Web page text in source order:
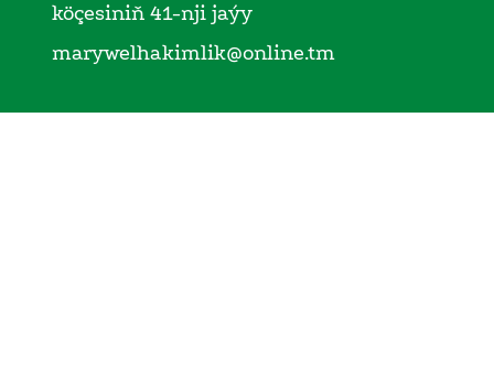
köçesiniň 41-nji jaýy
marywelhakimlik@online.tm